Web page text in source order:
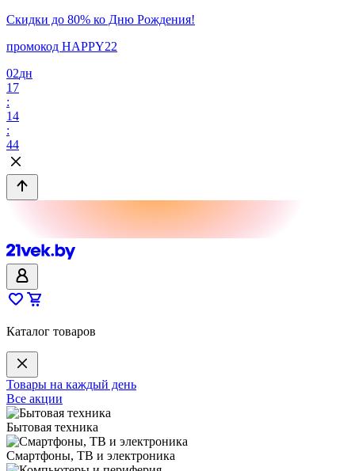
Скидки до 80% ко Дню Рождения!
промокод HAPPY22
02дн
17
:
14
:
44
Каталог товаров
Товары на каждый день
Все акции
Бытовая техника
Смартфоны, ТВ и электроника